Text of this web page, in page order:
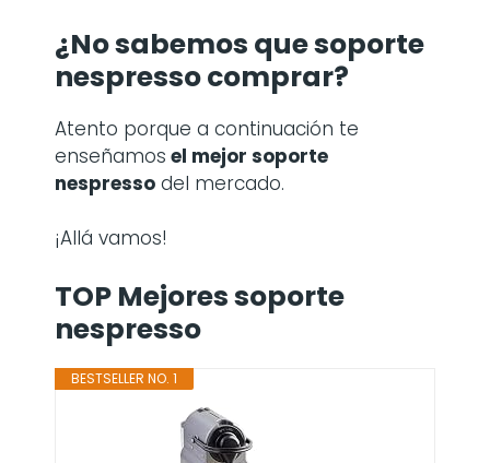
¿No sabemos que soporte
nespresso comprar?
Atento porque a continuación te
enseñamos el mejor soporte
nespresso del mercado.
¡Allá vamos!
TOP Mejores soporte
nespresso
BESTSELLER NO. 1